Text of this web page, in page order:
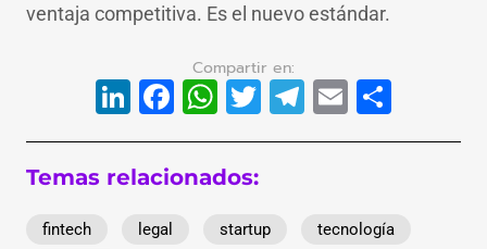
ventaja competitiva. Es el nuevo estándar.
LinkedIn
Facebook
WhatsApp
Twitter
Telegram
Email
Temas relacionados:
fintech legal startup
tecnología